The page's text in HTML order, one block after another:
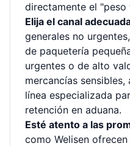
directamente el "peso
Elija el canal
generales no
de paquetería
urgentes o de alto
mercancías
línea especializada
retención en aduana.
Esté atento a las
como Welisen